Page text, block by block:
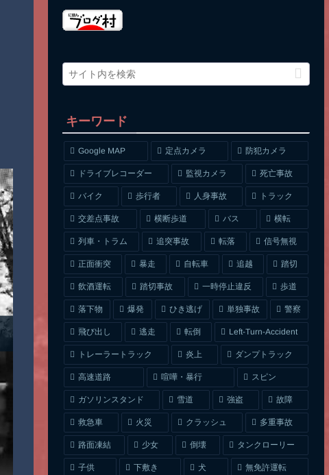
キーワード
Google MAP 定点カメラ 防犯カメラ
ドライブレコーダー 監視カメラ 死亡事故
バイク 歩行者 人身事故 トラック
交差点事故 横断歩道 バス 横転
列車・トラム 追突事故 転落 信号無視
正面衝突 暴走 自転車 追越 踏切
飲酒運転 踏切事故 一時停止違反 歩道
落下物 爆発 ひき逃げ 単独事故 警察
飛び出し 逃走 転倒 Left-Turn-Accident
トレーラートラック 炎上 ダンプトラック
高速道路 喧嘩・暴行 スピン
ガソリンスタンド 雪道 強盗 故障
救急車 火災 クラッシュ 多重事故
路面凍結 少女 倒壊 タンクローリー
子供 下敷き 犬 無免許運転